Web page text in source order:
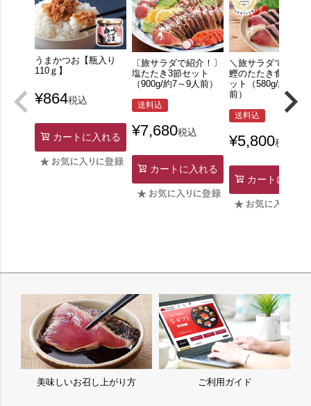
うまかつお【瓶入り
110ｇ】
¥864税込
カートに入れる
〔旅サラダで紹介！〕
塩たたき3節セット
（900g/約7～9人前）
送料込
¥7,680税込
カートに入れる
＼旅サラダで紹介
鰹のたたき食べ比
ット（580g/約4～6
前）
送料込
¥5,800税込
カートに入れ
美味しいお召し上がり方 ご利用ガイド